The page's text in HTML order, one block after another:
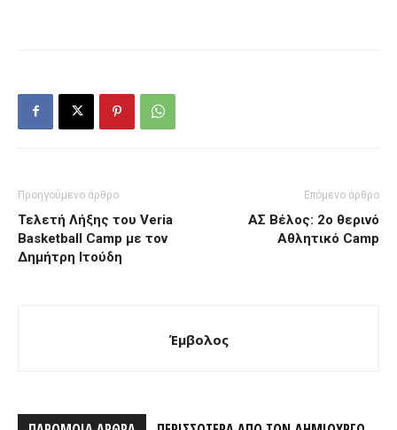
Προηγούμενο άρθρο
Τελετή Λήξης του Veria
Basketball Camp με τον
Δημήτρη Ιτούδη
Επόμενο άρθρο
ΑΣ Βέλος: 2ο θερινό
Αθλητικό Camp
Έμβολος